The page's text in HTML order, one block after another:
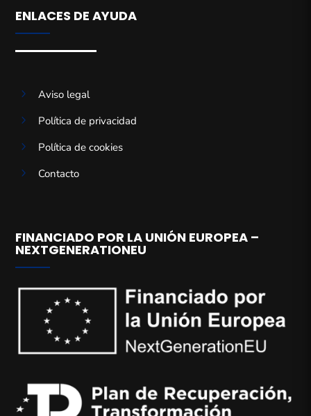
Para ofrecer las mejores experiencias, utilizamos tecnologías como las
cookies para almacenar y/o acceder a la información del dispositivo. El
consentimiento de estas tecnologías nos permitirá procesar datos como el
comportamiento de navegación o las identificaciones únicas en este sitio.
No consentir o retirar el consentimiento, puede afectar negativamente a
Aceptar
ENLACES DE AYUDA
5
Aviso legal
5
Política de privacidad
5
Política de cookies
5
Contacto
FINANCIADO POR LA UNIÓN EUROPEA –
NEXTGENERATIONEU